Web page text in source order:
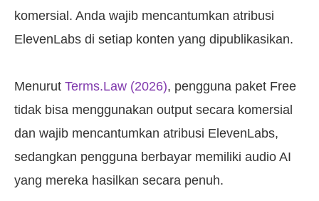
komersial. Anda wajib mencantumkan atribusi
ElevenLabs di setiap konten yang dipublikasikan.
Menurut Terms.Law (2026), pengguna paket Free
tidak bisa menggunakan output secara komersial
dan wajib mencantumkan atribusi ElevenLabs,
sedangkan pengguna berbayar memiliki audio AI
yang mereka hasilkan secara penuh.